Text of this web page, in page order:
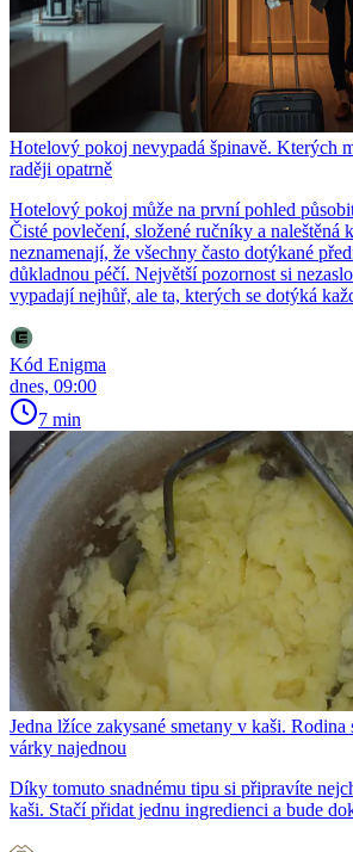
Hotelový pokoj nevypadá špinavě. Kterých
raději opatrně
Hotelový pokoj může na první pohled
Čisté povlečení, složené ručníky a naleštěná
neznamenají, že všechny často dotýkané
důkladnou péčí. Největší pozornost si
vypadají nejhůř, ale ta, kterých se dotýká
Kód Enigma
dnes, 09:00
7 min
Jedna lžíce zakysané smetany v kaši.
várky najednou
Díky tomuto snadnému tipu si připravíte
kaši. Stačí přidat jednu ingredienci a bude